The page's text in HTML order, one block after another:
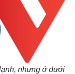
nhưng ở dưới